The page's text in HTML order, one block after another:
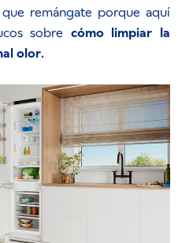
remángate porque aquí
sobre cómo limpiar la
olor.